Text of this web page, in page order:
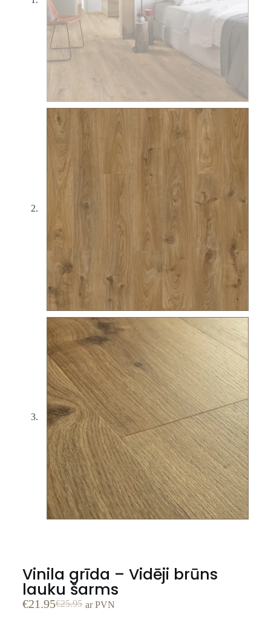
Vinila grīda – Vidēji brūns
lauku šarms
€25.95
€21.95 ar PVN